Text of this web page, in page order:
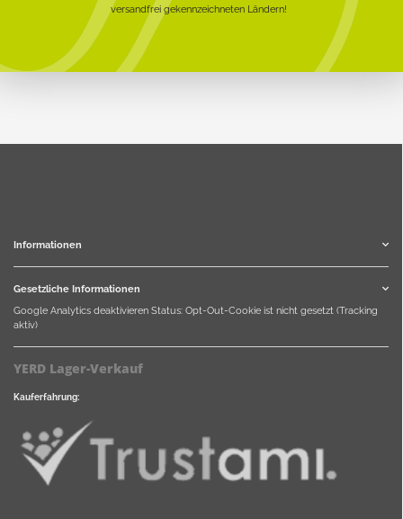
versandfrei gekennzeichneten Ländern!
Informationen
Gesetzliche Informationen
Google Analytics deaktivieren Status: Opt-Out-Cookie ist nicht gesetzt (Tracking
aktiv)
YERD Lager-Verkauf
Kauferfahrung: